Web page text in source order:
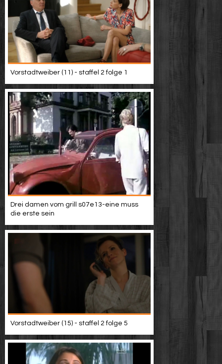
Vorstadtweiber (11) - staffel 2 folge 1
Drei damen vom grill s07e13-eine muss
die erste sein
Vorstadtweiber (15) - staffel 2 folge 5